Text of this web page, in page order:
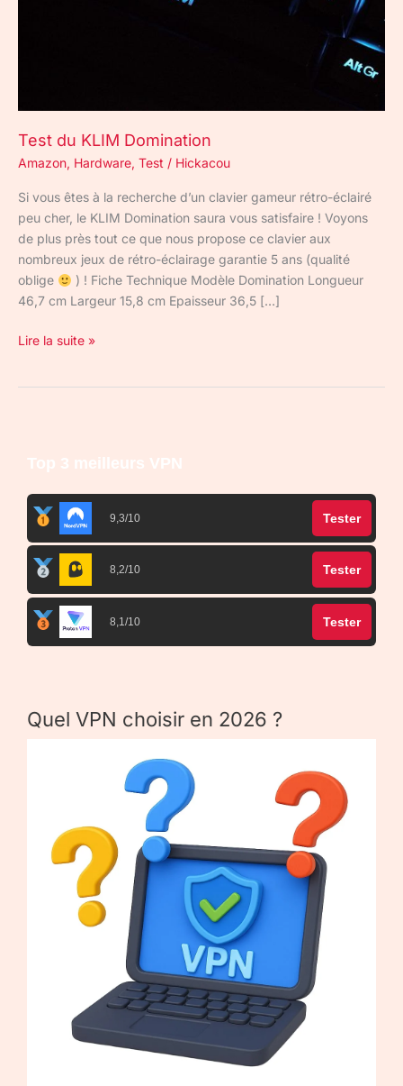
Test du KLIM Domination
Amazon, Hardware, Test / Hickacou
Si vous êtes à la recherche d’un clavier gameur rétro-éclairé
peu cher, le KLIM Domination saura vous satisfaire ! Voyons
de plus près tout ce que nous propose ce clavier aux
nombreux jeux de rétro-éclairage garantie 5 ans (qualité
oblige
) ! Fiche Technique Modèle Domination Longueur
46,7 cm Largeur 15,8 cm Epaisseur 36,5 […]
Lire la suite »
Top 3 meilleurs VPN
9,3/10 Tester
8,2/10 Tester
8,1/10 Tester
Quel VPN choisir en 2026 ?